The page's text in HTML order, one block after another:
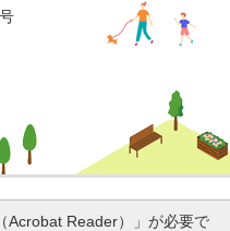
Acrobat Reader）」が必要で